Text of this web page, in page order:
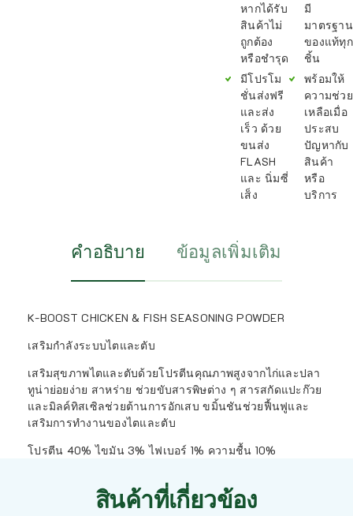
หากได้รับ
สินค้าไม่
ถูกต้อง
หรือชำรุด
มีโปรโม
ชั่นส่งฟรี
และส่ง
เร็ว ด้วย
ขนส่ง
FLASH
และ นิ่มซี่
เส็ง
มี
มาตรฐาน
ของแท้ทุก
ชิ้น
พร้อมให้
ความช่วย
เหลือเมื่อ
ประสบ
ปัญหากับ
สินค้า
หรือ
บริการ
คำอธิบาย ข้อมูลเพิ่มเติม
K-BOOST CHICKEN & FISH SEASONING POWDER
เสริมกำลังระบบไตและตับ
เสริมสุขภาพไตและตับด้วยโปรตีนคุณภาพสูงจากไก่และปลา
ทูน่าย่อยง่าย สาหร่าย ช่วยขับสารพิษต่าง ๆ สารสกัดแปะก๊วย
และมิลค์ทิสเซิลช่วยต้านการอักเสบ ขมิ้นชันช่วยฟื้นฟูและ
เสริมการทำงานของไตและตับ
โปรตีน 40% ไขมัน 3% ไฟเบอร์ 1% ความชื้น 10%
สินค้าที่เกี่ยวข้อง